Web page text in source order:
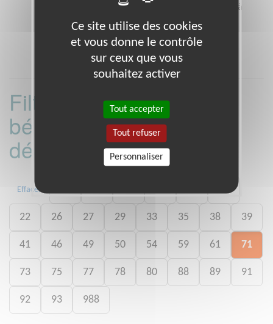
17H00Secrétariat : lundi, mardi et jeudi de 9H00 à
12H30 et 13H30 à 17H00Mercredi permanence
Filtrer les missions
bénévoles par
département :
Effacer
22 26 27 29 33 35 38 39
41 46 49 50 54 59 61 71
73 75 77 78 80 88 89 91
92 93 988
Ce site utilise des cookies
et vous donne le contrôle
sur ceux que vous
souhaitez activer
Tout accepter
Tout refuser
Personnaliser